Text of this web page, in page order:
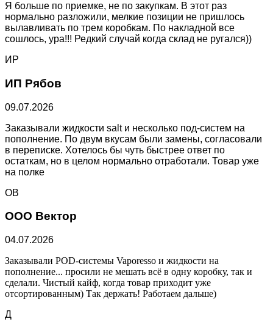
Я больше по приемке, не по закупкам. В этот раз
нормально разложили, мелкие позиции не пришлось
вылавливать по трем коробкам. По накладной все
сошлось, ура!!! Редкий случай когда склад не ругался))
ИР
ИП Рябов
09.07.2026
Заказывали жидкости salt и несколько под-систем на
пополнение. По двум вкусам были замены, согласовали
в переписке. Хотелось бы чуть быстрее ответ по
остаткам, но в целом нормально отработали. Товар уже
на полке
ОВ
ООО Вектор
04.07.2026
Заказывали POD-системы Vaporesso и жидкости на
пополнение... просили не мешать всё в одну коробку, так и
сделали. Чистый кайф, когда товар приходит уже
отсортированным) Так держать! Работаем дальше)
Д